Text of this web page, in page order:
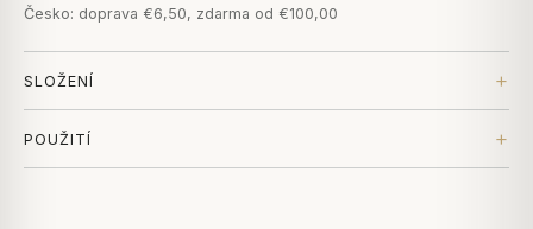
Česko: doprava €6,50, zdarma od €100,00
SLOŽENÍ
POUŽITÍ